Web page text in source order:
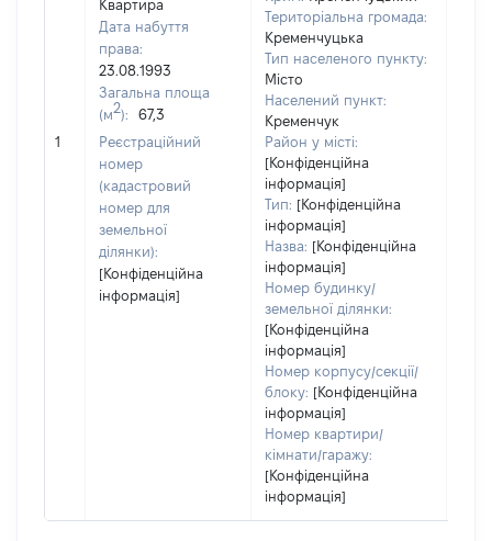
1
Квартира
Дата набуття
права:
23.08.1993
Загальна площа
(м2):
67,3
Реєстраційний
номер
(кадастровий
номер для
земельної
ділянки):
[Конфіденційна
інформація]
Територіальна громада:
Кременчуцька
Тип населеного пункту:
Місто
Населений пункт:
Кременчук
Район у місті:
[Конфіденційна
інформація]
Тип: [Конфіденційна
інформація]
Назва: [Конфіденційна
інформація]
Номер будинку/
земельної ділянки:
[Конфіденційна
інформація]
Номер корпусу/секції/
блоку: [Конфіденційна
інформація]
Номер квартири/
кімнати/гаражу:
[Конфіденційна
інформація]